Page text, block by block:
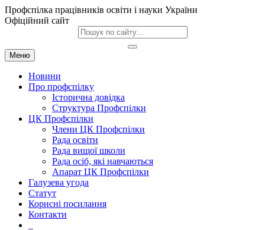
Профспілка працівників освіти і науки України
Офіційний сайт
Меню
Новини
Про профспілку
Історична довідка
Структура Профспілки
ЦК Профспілки
Члени ЦК Профспілки
Рада освіти
Рада вищої школи
Рада осіб, які навчаються
Апарат ЦК Профспілки
Галузева угода
Статут
Корисні посилання
Контакти